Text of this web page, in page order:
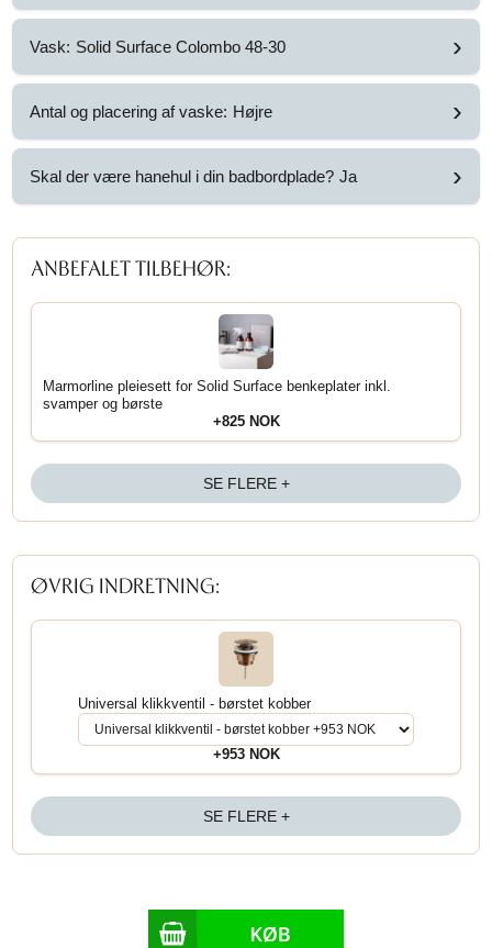
Vask: Solid Surface Colombo 48-30 ›
Antal og placering af vaske: Højre ›
Skal der være hanehul i din badbordplade? Ja ›
ANBEFALET TILBEHØR:
Marmorline pleiesett for Solid Surface benkeplater inkl.
svamper og børste
+825 NOK
SE FLERE +
ØVRIG INDRETNING:
Universal klikkventil - børstet kobber
+953 NOK
SE FLERE +